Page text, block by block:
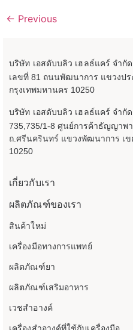
← Previous
บริษัท เอสดับบลิว เฮลธ์แคร์ จำกั
เลขที่ 81 ถนนพัฒนาการ แขวงปร
กรุงเทพมหานคร 10250
บริษัท เอสดับบลิว เฮลธ์แคร์ จำกั
735,735/1-8 ศูนย์การค้าธัญญาพ
ถ.ศรีนครินทร์ แขวงพัฒนาการ เ
10250
เกี่ยวกับเรา
ผลิตภัณฑ์ของเรา
สินค้าใหม่
เครื่องมือทางการแพทย์
ผลิตภัณฑ์ยา
ผลิตภัณฑ์เสริมอาหาร
เวชสำอางค์